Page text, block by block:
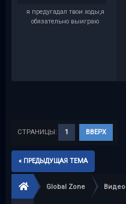
я предугадал твои ходы,я
обязательно выиграю
СТРАНИЦЫ: 1 ВВЕРХ
« ПРЕДЫДУЩАЯ ТЕМА
Global Zone Видео